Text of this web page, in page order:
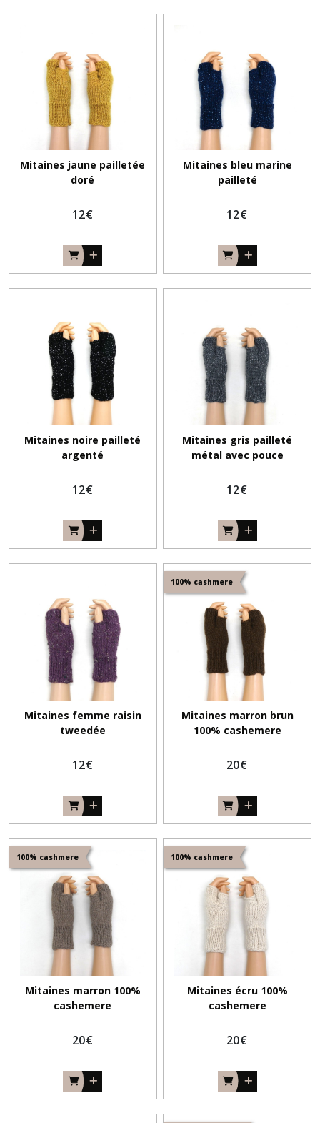
Mitaines jaune pailletée
doré
12€
Mitaines bleu marine
pailleté
12€
Mitaines noire pailleté
argenté
12€
Mitaines gris pailleté
métal avec pouce
12€
Mitaines femme raisin
tweedée
12€
100% cashmere
Mitaines marron brun
100% cashemere
20€
100% cashmere
Mitaines marron 100%
cashemere
20€
100% cashmere
Mitaines écru 100%
cashemere
20€